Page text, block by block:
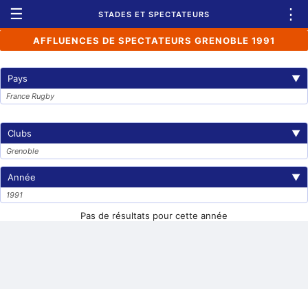
☰ STADES ET SPECTATEURS ⋮
AFFLUENCES DE SPECTATEURS GRENOBLE 1991
Pays ▼
France Rugby
Clubs ▼
Grenoble
Année ▼
1991
Pas de résultats pour cette année